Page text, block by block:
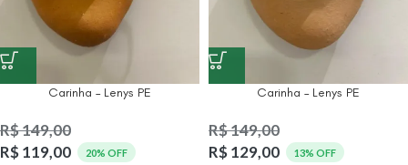
Carinha – Lenys PE
R$149,00
R$119,00 20% OFF
Carinha – Lenys PE
R$149,00
R$129,00 13% OFF